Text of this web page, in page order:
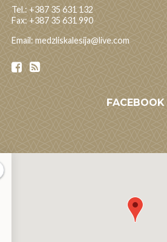
Tel.: +387 35 631 132
Fax: +387 35 631 990
Email: medzliskalesija@live.com
FACEBOOK